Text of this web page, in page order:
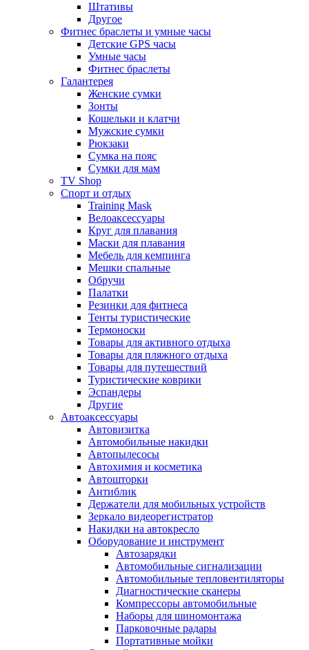
Штативы
Другое
Фитнес браслеты и умные часы
Детские GPS часы
Умные часы
Фитнес браслеты
Галантерея
Женские сумки
Зонты
Кошельки и клатчи
Мужские сумки
Рюкзаки
Сумка на пояс
Сумки для мам
TV Shop
Спорт и отдых
Training Mask
Велоаксессуары
Круг для плавания
Маски для плавания
Мебель для кемпинга
Мешки спальные
Обручи
Палатки
Резинки для фитнеса
Тенты туристические
Термоноски
Товары для активного отдыха
Товары для пляжного отдыха
Товары для путешествий
Туристические коврики
Эспандеры
Другие
Автоаксессуары
Автовизитка
Автомобильные накидки
Автопылесосы
Автохимия и косметика
Автошторки
Антиблик
Держатели для мобильных устройств
Зеркало видеорегистратор
Накидки на автокресло
Оборудование и инструмент
Автозарядки
Автомобильные сигнализации
Автомобильные тепловентиляторы
Диагностические сканеры
Компрессоры автомобильные
Наборы для шиномонтажа
Парковочные радары
Портативные мойки